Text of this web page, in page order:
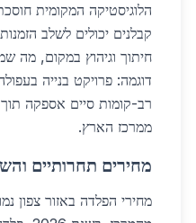
קבלנים יכולים לשלב
ממרכז הארץ.
מחירים תחרותיים